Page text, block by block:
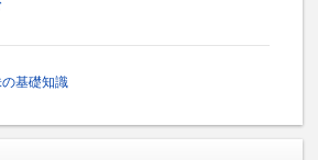
基礎知識